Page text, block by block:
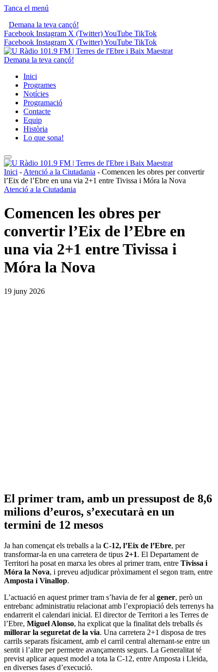
Tanca el menú
Demana la teva cançó!
Facebook Instagram X (Twitter)YouTube TikTok
Facebook Instagram X (Twitter)YouTube TikTok
Demana la teva cançó!
Inici
Programes
Notícies
Programació
Contacte
Equip
Història
Lo que sona!
Inici - Atenció a la Ciutadania - Comencen les obres per convertir
l’Eix de l’Ebre en una via 2+1 entre Tivissa i Móra la Nova
Atenció a la Ciutadania
Comencen les obres per
convertir l’Eix de l’Ebre en
una via 2+1 entre Tivissa i
Móra la Nova
19 juny 2026
El primer tram, amb un pressupost de 8,6
milions d’euros, s’executarà en un
termini de 12 mesos
Ja han començat els treballs a la C-12, l’Eix de l’Ebre, per
transformar-la en una carretera de tipus 2+1. El Departament de
Territori ha posat en marxa les obres al primer tram, entre Tivissa i
Móra la Nova, i preveu adjudicar pròximament el segon tram, entre
Amposta i Vinallop.
L’actuació en aquest primer tram s’havia de fer al gener, però un
entrebanc administratiu relacionat amb l’expropiació dels terrenys ha
endarrerit el calendari inicial. El director de Territori a les Terres de
l’Ebre, Miguel Alonso, ha explicat que la finalitat dels treballs és
millorar la seguretat de la via. Una carretera 2+1 disposa de tres
carrils separats físicament, amb el carril central alternant-se entre un
sentit i l’altre per permetre avançaments segurs. La Generalitat té
previst aplicar aquest model a tota la C-12, entre Amposta i Lleida,
en diverses fases d’execució.